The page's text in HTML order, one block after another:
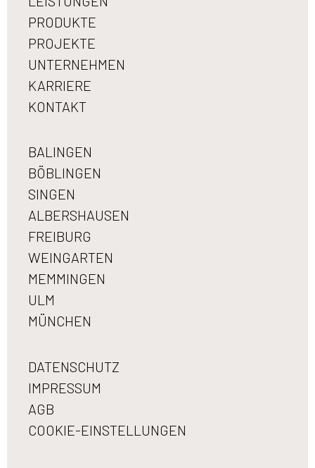
PRODUKTE
PROJEKTE
UNTERNEHMEN
KARRIERE
KONTAKT
BALINGEN
BÖBLINGEN
SINGEN
ALBERSHAUSEN
FREIBURG
WEINGARTEN
MEMMINGEN
ULM
MÜNCHEN
DATENSCHUTZ
IMPRESSUM
AGB
COOKIE-EINSTELLUNGEN